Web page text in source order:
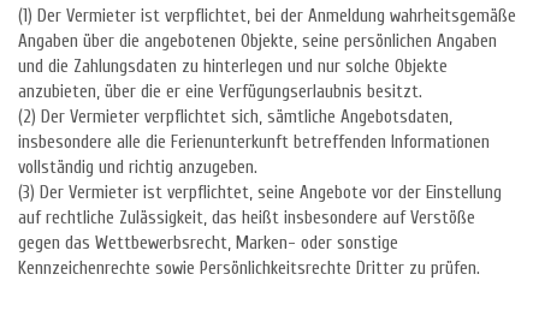
(1) Der Vermieter ist verpflichtet, bei der Anmeldung wahrheitsgemäße
Angaben über die angebotenen Objekte, seine persönlichen Angaben
und die Zahlungsdaten zu hinterlegen und nur solche Objekte
anzubieten, über die er eine Verfügungserlaubnis besitzt.
(2) Der Vermieter verpflichtet sich, sämtliche Angebotsdaten,
insbesondere alle die Ferienunterkunft betreffenden Informationen
vollständig und richtig anzugeben.
(3) Der Vermieter ist verpflichtet, seine Angebote vor der Einstellung
auf rechtliche Zulässigkeit, das heißt insbesondere auf Verstöße
gegen das Wettbewerbsrecht, Marken- oder sonstige
Kennzeichenrechte sowie Persönlichkeitsrechte Dritter zu prüfen.